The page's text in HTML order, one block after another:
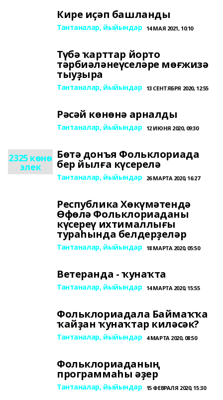
Кире иҫәп башланды
Тантаналар, йыйындар 14 МАЯ 2021, 10:10
Түбә ҡарттар йорто
тәрбиәләнеүселәре мөғжизә
тыуҙыра
Тантаналар, йыйындар 13 СЕНТЯБРЯ 2020, 12:55
Рәсәй көнөнә арналды
Тантаналар, йыйындар 12 ИЮНЯ 2020, 09:30
2325 көнө
элек
Бөтә донъя Фольклориада
бер йылға күсерелә
Тантаналар, йыйындар 26 МАРТА 2020, 16:27
Республика Хөкүмәтендә
Өфөлә Фольклориаданы
күсереү ихтималлығы
тураһында белдерҙеләр
Тантаналар, йыйындар 18 МАРТА 2020, 05:50
Ветеранда - ҡунаҡта
Тантаналар, йыйындар 14 МАРТА 2020, 15:55
Фольклориадала Баймаҡҡа
ҡайҙан ҡунаҡтар киләсәк?
Тантаналар, йыйындар 4 МАРТА 2020, 08:50
Фольклориаданың
программаһы әҙер
Тантаналар, йыйындар 15 ФЕВРАЛЯ 2020, 15:30